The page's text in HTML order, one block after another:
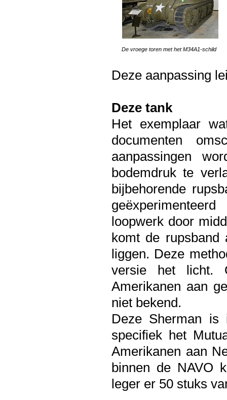
De vroege toren met het M34A1-schild
Deze aanpassing
Deze tank
Het exemplaar
documenten
aanpassingen
bodemdruk te
bijbehorende
loopwerk door
komt de
liggen. Deze
versie het licht.
Amerikanen aan
niet bekend.
Deze Sherman
specifiek het
Amerikanen aan
binnen de NAVO
leger er 50 stuks